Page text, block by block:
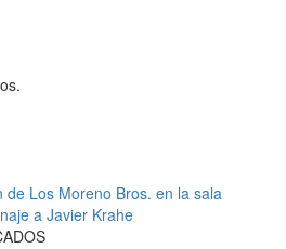
Los Moreno Bros. en la sala
a Javier Krahe